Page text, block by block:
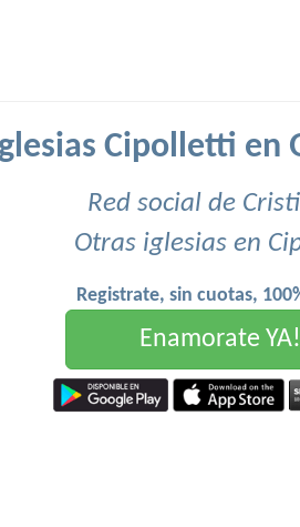
Cipolletti en
Red social de
Otras iglesias en
Registrate, sin cuotas,
Enamorate YA!